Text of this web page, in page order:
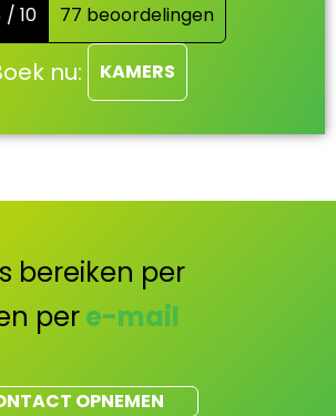
/ 10 77 beoordelingen
nu: KAMERS
bereiken per
pere-mail
OPNEMEN